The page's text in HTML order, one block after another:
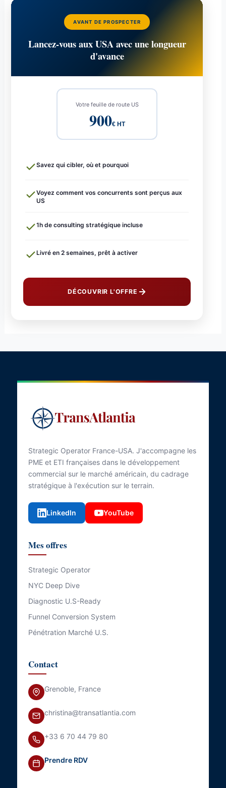
AVANT DE PROSPECTER
Lancez-vous aux USA avec une longueur
d'avance
Votre feuille de route US
900€ HT
Savez qui cibler, où et pourquoi
Voyez comment vos concurrents sont perçus aux
US
1h de consulting stratégique incluse
Livré en 2 semaines, prêt à activer
DÉCOUVRIR L'OFFRE
Strategic Operator France-USA. J'accompagne les
PME et ETI françaises dans le développement
commercial sur le marché américain, du cadrage
stratégique à l'exécution sur le terrain.
LinkedIn YouTube
Mes offres
Strategic Operator
NYC Deep Dive
Diagnostic U.S-Ready
Funnel Conversion System
Pénétration Marché U.S.
Contact
Grenoble, France
christina@transatlantia.com
+33 6 70 44 79 80
Prendre RDV